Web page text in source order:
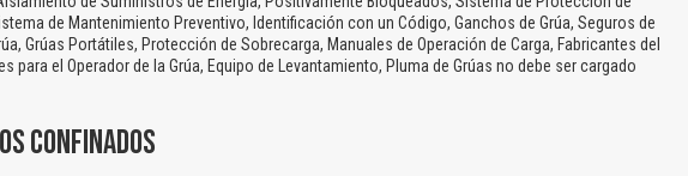
de Mantenimiento Preventivo, Identificación con un Código, Ganchos de Grúa, Seguros de
Grúas Portátiles, Protección de Sobrecarga, Manuales de Operación de Carga, Fabricantes del
para el Operador de la Grúa, Equipo de Levantamiento, Pluma de Grúas no debe ser cargado
CONFINADOS